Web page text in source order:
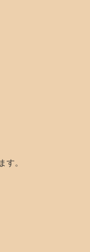
す。